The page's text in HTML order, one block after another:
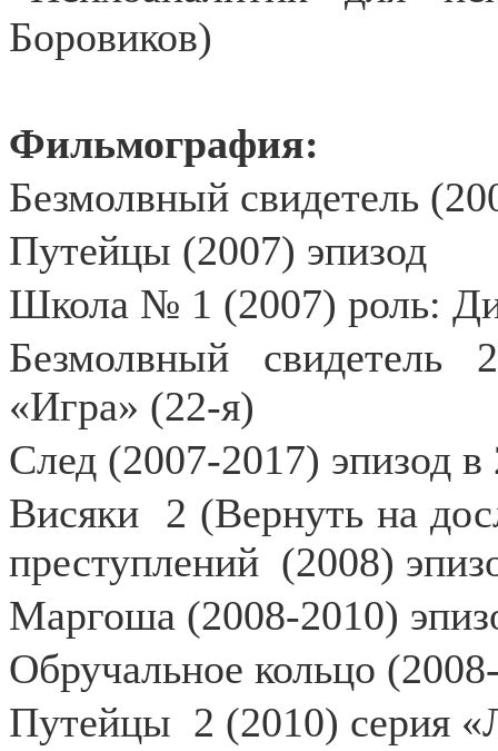
Боровиков)
Фильмография:
Безмолвный свидетель
Путейцы (2007) эпизод
Школа № 1 (2007) роль:
Безмолвный
«Игра» (22-я)
След (2007-2017) эпизод в
Висяки 2 (Вернуть на
преступлений (2008)
Маргоша (2008-2010)
Обручальное кольцо
Путейцы 2 (2010) серия